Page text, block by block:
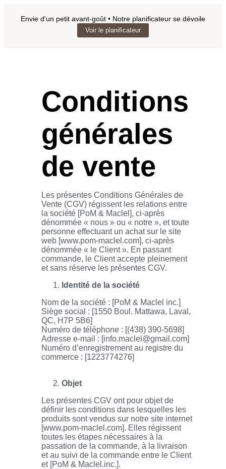
Envie d'un petit avant-goût • Notre planificateur se dévoile
Voir le planificateur
Conditions
générales
de vente
Les présentes Conditions Générales de
Vente (CGV) régissent les relations entre
la société [PoM & Maclel], ci-après
dénommée « nous » ou « notre », et toute
personne effectuant un achat sur le site
web [www.pom-maclel.com], ci-après
dénommée « le Client ». En passant
commande, le Client accepte pleinement
et sans réserve les présentes CGV.
Identité de la société
Nom de la société : [PoM & Maclel inc.]
Siège social : [1550 Boul. Mattawa, Laval,
QC, H7P 5B6]
Numéro de téléphone : [(438) 390-5698]
Adresse e-mail : [info.maclel@gmail.com]
Numéro d’enregistrement au registre du
commerce : [1223774276]
Objet
Les présentes CGV ont pour objet de
définir les conditions dans lesquelles les
produits sont vendus sur notre site internet
[www.pom-maclel.com]. Elles régissent
toutes les étapes nécessaires à la
passation de la commande, à la livraison
et au suivi de la commande entre le Client
et [PoM & Maclel.inc.].